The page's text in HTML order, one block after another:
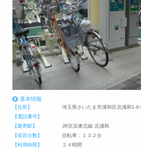
基本情報
【住所】
埼玉県さいたま市浦和区北浦和1-9-
【電話番号】
【最寄駅】
JR京浜東北線 北浦和
【収容台数】
自転車：１３２台
【利用時間】
２４時間